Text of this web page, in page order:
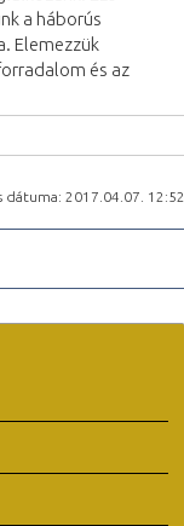
a háborús
Elemezzük
és az
2017.04.07. 12:52